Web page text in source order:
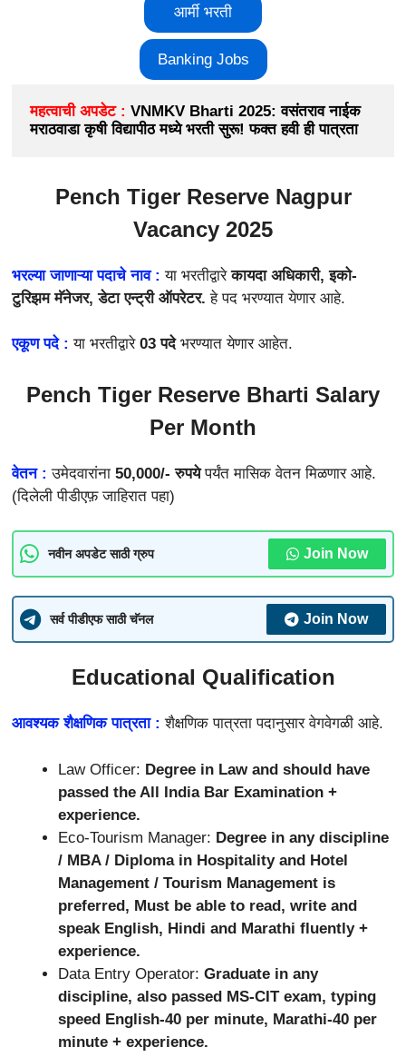
आर्मी भरती
Banking Jobs
महत्वाची अपडेट : VNMKV Bharti 2025: वसंतराव नाईक
मराठवाडा कृषी विद्यापीठ मध्ये भरती सुरू! फक्त हवी ही पात्रता
Pench Tiger Reserve Nagpur
Vacancy 2025
भरल्या जाणाऱ्या पदाचे नाव :या भरतीद्वारेकायदा अधिकारी, इको-
टुरिझम मॅनेजर, डेटा एन्ट्री ऑपरेटर.हे पद भरण्यात येणार आहे.
एकूण पदे :या भरतीद्वारे 03 पदे भरण्यात येणार आहेत.
Pench Tiger Reserve Bharti Salary
Per Month
वेतन :उमेदवारांना 50,000/- रुपयेपर्यंत मासिक वेतन मिळणार आहे.
(दिलेली पीडीएफ़ जाहिरात पहा)
नवीन अपडेट साठी ग्रुप Join Now
सर्व पीडीएफ साठी चॅनल Join Now
Educational Qualification
आवश्यक शैक्षणिक पात्रता : शैक्षणिक पात्रता पदानुसार वेगवेगळी आहे.
Law Officer: Degree in Law and should have
passed the All India Bar Examination +
experience.
Eco-Tourism Manager: Degree in any discipline
/ MBA / Diploma in Hospitality and Hotel
Management / Tourism Management is
preferred, Must be able to read, write and
speak English, Hindi and Marathi fluently +
experience.
Data Entry Operator: Graduate in any
discipline, also passed MS-CIT exam, typing
speed English-40 per minute, Marathi-40 per
minute + experience.